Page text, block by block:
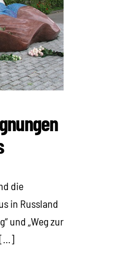
die
in Russland
und „Weg zur
[…]